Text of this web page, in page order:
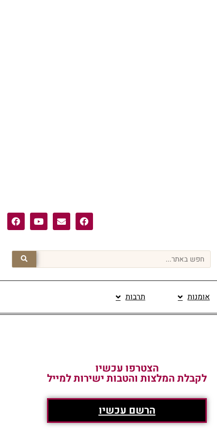
אומנות תרבות
הצטרפו עכשיו
לקבלת המלצות והטבות ישירות למייל
הרשם עכשיו